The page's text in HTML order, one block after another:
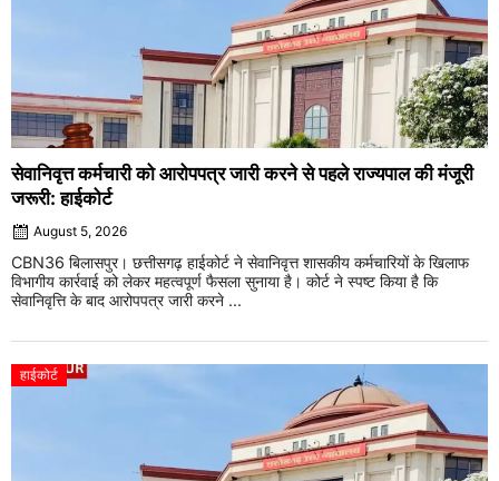
सेवानिवृत्त कर्मचारी को आरोपपत्र जारी करने से पहले राज्यपाल की मंजूरी
जरूरी: हाईकोर्ट
August 5, 2026
CBN36 बिलासपुर। छत्तीसगढ़ हाईकोर्ट ने सेवानिवृत्त शासकीय कर्मचारियों के खिलाफ
विभागीय कार्रवाई को लेकर महत्वपूर्ण फैसला सुनाया है। कोर्ट ने स्पष्ट किया है कि
सेवानिवृत्ति के बाद आरोपपत्र जारी करने ...
हाईकोर्ट